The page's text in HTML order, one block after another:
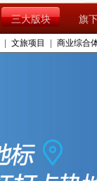
三大版块 旗
文旅项目 商业综合